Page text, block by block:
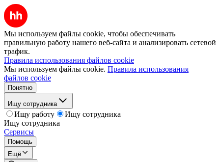
Мы используем файлы cookie, чтобы обеспечивать
правильную работу нашего веб-сайта и анализировать сетевой
трафик.
Правила использования файлов cookie
Мы используем файлы cookie. Правила использования
файлов cookie
Понятно
Ищу сотрудника
Ищу работу
Ищу сотрудника
Ищу сотрудника
Сервисы
Помощь
Ещё